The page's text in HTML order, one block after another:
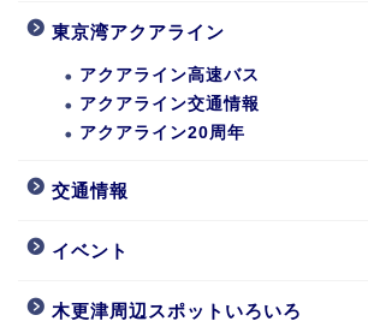
東京湾アクアライン
アクアライン高速バス
アクアライン交通情報
アクアライン20周年
交通情報
イベント
木更津周辺スポットいろいろ